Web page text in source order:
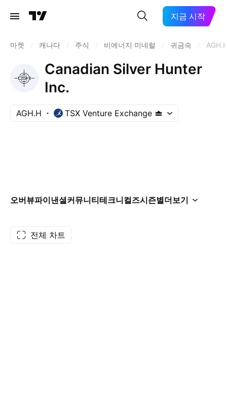
지금 시작
마켓 캐나다 주식 비에너지 미네럴 귀금속
Canadian Silver Hunter
Inc.
AGH.H TSX Venture Exchange
오버뷰파이낸셜커뮤니티테크니컬즈시즌별더보기
전체 차트